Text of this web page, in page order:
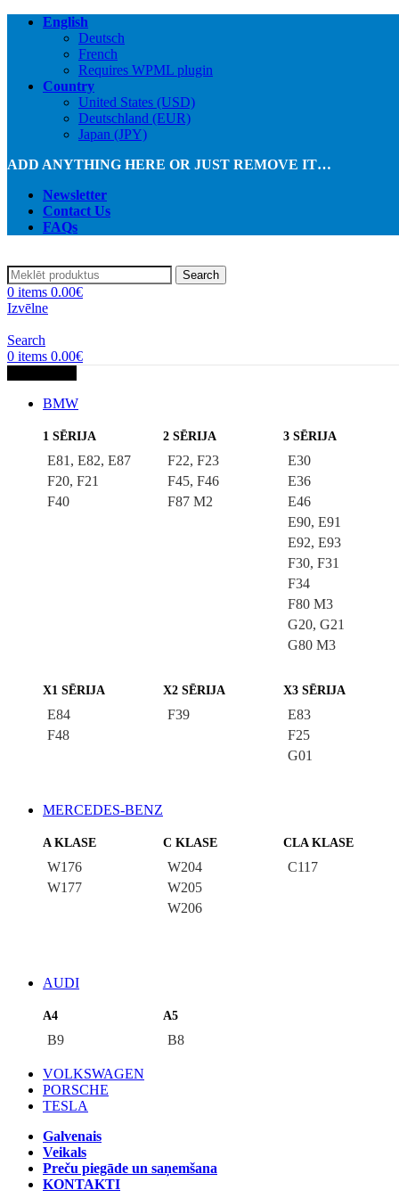
English
Deutsch
French
Requires WPML plugin
Country
United States (USD)
Deutschland (EUR)
Japan (JPY)
ADD ANYTHING HERE OR JUST REMOVE IT…
Newsletter
Contact Us
FAQs
Search
0 items 0.00€
Izvēlne
Search
0 items 0.00€
BMW
1 SĒRIJA
E81, E82, E87
F20, F21
F40
2 SĒRIJA
F22, F23
F45, F46
F87 M2
3 SĒRIJA
E30
E36
E46
E90, E91
E92, E93
F30, F31
F34
F80 M3
G20, G21
G80 M3
X1 SĒRIJA
E84
F48
X2 SĒRIJA
F39
X3 SĒRIJA
E83
F25
G01
MERCEDES-BENZ
A KLASE
W176
W177
C KLASE
W204
W205
W206
CLA KLASE
C117
AUDI
A4
B9
A5
B8
VOLKSWAGEN
PORSCHE
TESLA
Galvenais
Veikals
Preču piegāde un saņemšana
KONTAKTI